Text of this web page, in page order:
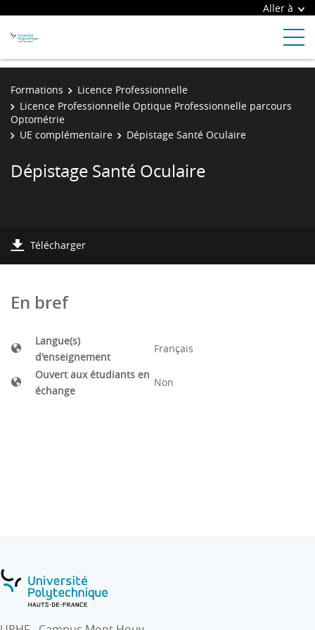
Aller à
Formations
Licence Professionnelle
Licence Professionnelle Optique Professionnelle parcours
Optométrie
UE complémentaire
Dépistage Santé Oculaire
Dépistage Santé Oculaire
Télécharger
En bref
Langue(s)
d'enseignement
Français
Ouvert aux étudiants en
échange
Non